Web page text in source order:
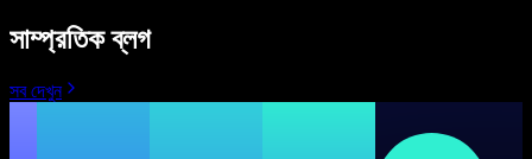
সাম্প্রতিক ব্লগ
সব দেখুন